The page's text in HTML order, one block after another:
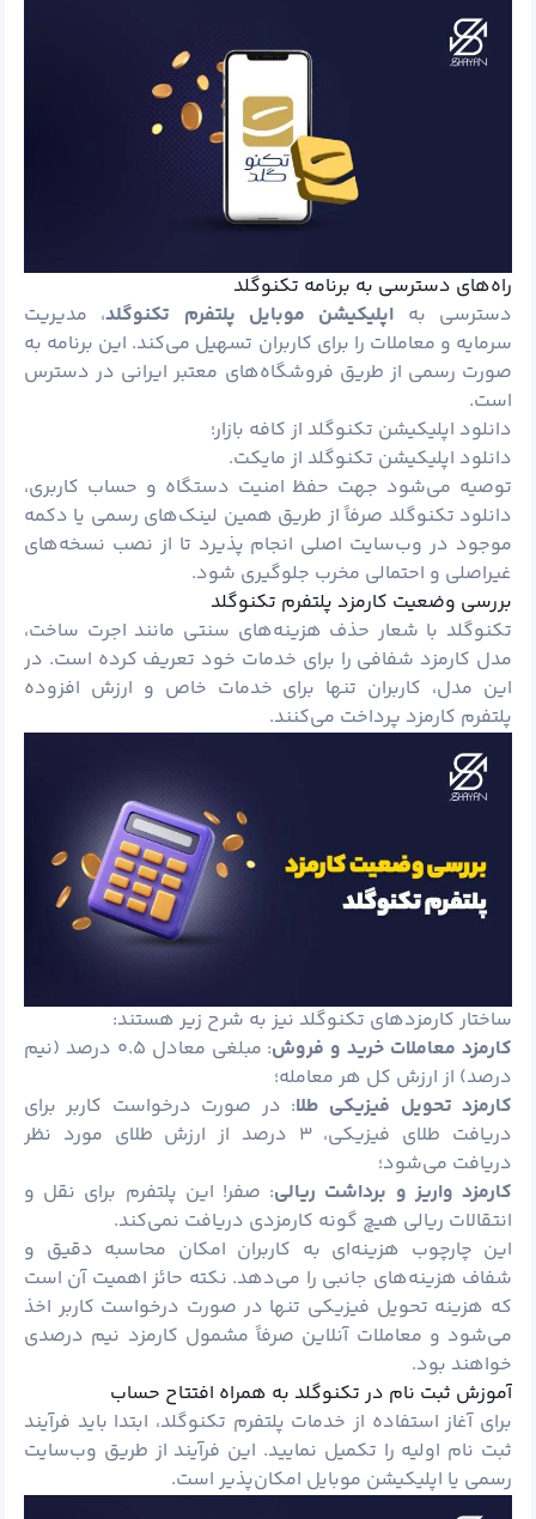
راه‌های دسترسی به برنامه تکنوگلد
دسترسی به اپلیکیشن موبایل پلتفرم تکنوگلد، مدیریت
سرمایه و معاملات را برای کاربران تسهیل می‌کند. این برنامه به‌
صورت رسمی از طریق فروشگاه‌های معتبر ایرانی در دسترس
است.
دانلود اپلیکیشن تکنوگلد از کافه بازار؛
دانلود اپلیکیشن تکنوگلد از مایکت.
توصیه می‌شود جهت حفظ امنیت دستگاه و حساب کاربری،
دانلود تکنوگلد صرفاً از طریق همین لینک‌های رسمی یا دکمه
موجود در وب‌سایت اصلی انجام پذیرد تا از نصب نسخه‌های
غیراصلی و احتمالی مخرب جلوگیری شود.
بررسی وضعیت کارمزد پلتفرم تکنوگلد
تکنوگلد با شعار حذف هزینه‌های سنتی مانند اجرت ساخت،
مدل کارمزد شفافی را برای خدمات خود تعریف کرده است. در
این مدل، کاربران تنها برای خدمات خاص و ارزش افزوده
پلتفرم کارمزد پرداخت می‌کنند.
ساختار کارمزدهای تکنوگلد نیز به شرح زیر هستند:
کارمزد معاملات خرید و فروش
: مبلغی معادل ۰.۵ درصد (نیم
درصد) از ارزش کل هر معامله؛
کارمزد تحویل فیزیکی طلا: در صورت درخواست کاربر برای
دریافت طلای فیزیکی، ۳ درصد از ارزش طلای مورد نظر
دریافت می‌شود؛
کارمزد واریز و برداشت ریالی: صفر! این پلتفرم برای نقل و
انتقالات ریالی هیچ گونه کارمزدی دریافت نمی‌کند.
این چارچوب هزینه‌ای به کاربران امکان محاسبه دقیق و
شفاف هزینه‌های جانبی را می‌دهد. نکته حائز اهمیت آن است
که هزینه تحویل فیزیکی تنها در صورت درخواست کاربر اخذ
می‌شود و معاملات آنلاین صرفاً مشمول کارمزد نیم درصدی
خواهند بود.
آموزش ثبت نام در تکنوگلد به همراه افتتاح حساب
برای آغاز استفاده از خدمات پلتفرم تکنوگلد، ابتدا باید فرآیند
ثبت‌ نام اولیه را تکمیل نمایید. این فرآیند از طریق وب‌سایت
رسمی یا اپلیکیشن موبایل امکان‌پذیر است.